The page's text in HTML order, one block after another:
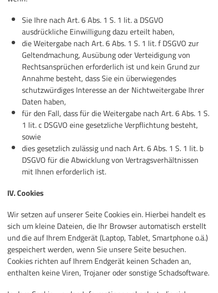
Sie Ihre nach Art. 6 Abs. 1 S. 1 lit. a DSGVO
ausdrückliche Einwilligung dazu erteilt haben,
die Weitergabe nach Art. 6 Abs. 1 S. 1 lit. f DSGVO zur
Geltendmachung, Ausübung oder Verteidigung von
Rechtsansprüchen erforderlich ist und kein Grund zur
Annahme besteht, dass Sie ein überwiegendes
schutzwürdiges Interesse an der Nichtweitergabe Ihrer
Daten haben,
für den Fall, dass für die Weitergabe nach Art. 6 Abs. 1 S.
1 lit. c DSGVO eine gesetzliche Verpflichtung besteht,
sowie
dies gesetzlich zulässig und nach Art. 6 Abs. 1 S. 1 lit. b
DSGVO für die Abwicklung von Vertragsverhältnissen
mit Ihnen erforderlich ist.
IV. Cookies
Wir setzen auf unserer Seite Cookies ein. Hierbei handelt es
sich um kleine Dateien, die Ihr Browser automatisch erstellt
und die auf Ihrem Endgerät (Laptop, Tablet, Smartphone o.ä.)
gespeichert werden, wenn Sie unsere Seite besuchen.
Cookies richten auf Ihrem Endgerät keinen Schaden an,
enthalten keine Viren, Trojaner oder sonstige Schadsoftware.